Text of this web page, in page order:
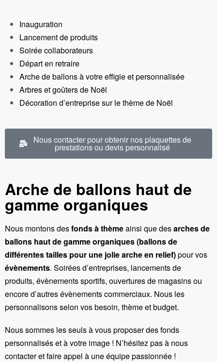
Inauguration
Lancement de produits
Soirée collaborateurs
Départ en retraire
Arche de ballons à votre effigie et personnalisée
Arbres et goûters de Noël
Décoration d’entreprise sur le thème de Noël
Nous contacter pour obtenir nos plaquettes de
prestations ou devis personnalisé
Arche de ballons haut de
gamme organiques
Nous montons desfondsàthèmeainsi que desarches de
ballons haut de gamme organiques (ballons de
différentes tailles pour une jolie arche en relief)pour vos
évènements. Soirées d’entreprises, lancements de
produits, évènements sportifs, ouvertures de magasins ou
encore d’autres évènements commerciaux. Nous les
personnalisons selon vos besoin, thème et budget.
Nous sommes les seuls à vous proposer des fonds
personnalisés et à votre image ! N’hésitez pas à nous
contacter et faire appel à une équipe passionnée !